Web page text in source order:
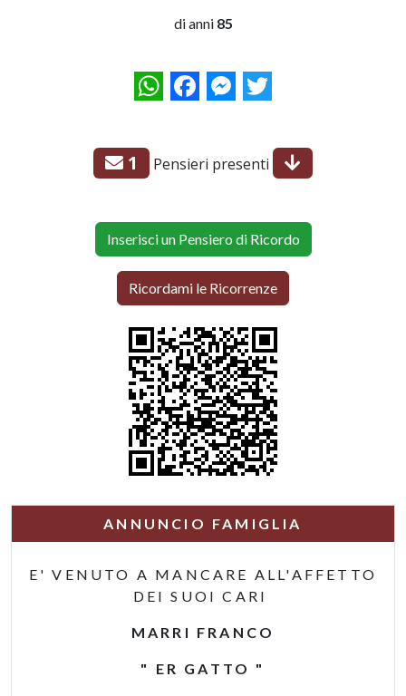
di anni 85
WhatsAppFacebookMessenger
Twitter
1 Pensieri presenti
Inserisci un Pensiero di Ricordo
Ricordami le Ricorrenze
ANNUNCIO FAMIGLIA
E' VENUTO A MANCARE ALL'AFFETTO
DEI SUOI CARI
MARRI FRANCO
" ER GATTO "